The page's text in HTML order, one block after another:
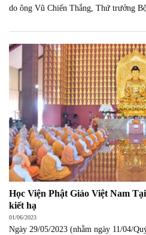
do ông Vũ Chiến Thắng, Thứ trưởng
Học Viện Phật Giáo Việt Nam
kiết hạ
01/06/2023
Ngày 29/05/2023 (nhằm ngày 11/04/